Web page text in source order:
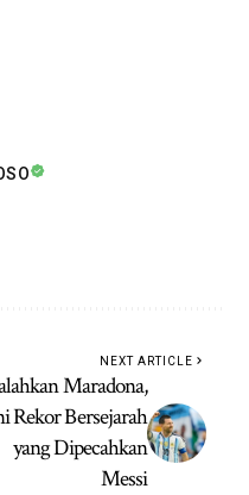
NEXT ARTICLE
Maradona,
Rekor Bersejarah
yang Dipecahkan
Messi